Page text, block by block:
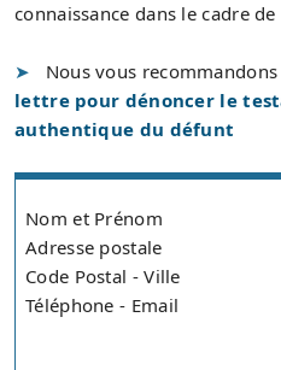
connaissance dans le cadre
Nous vous
lettre pour dénoncer le
authentique du défunt
Nom et Prénom
Adresse postale
Code Postal - Ville
Téléphone - Email